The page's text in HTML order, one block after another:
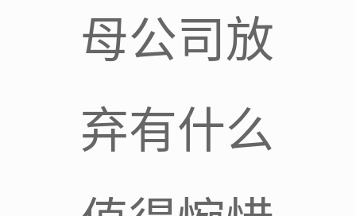
母公司放
弃有什么